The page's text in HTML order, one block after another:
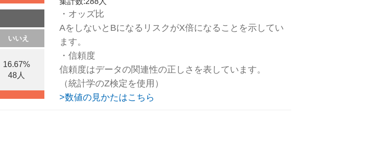
いいえ
16.67%
48人
・オッズ比
AをしないとBになるリスクがX倍になることを示してい
ます。
・信頼度
信頼度はデータの関連性の正しさを表しています。
（統計学のZ検定を使用）
>数値の見かたはこちら